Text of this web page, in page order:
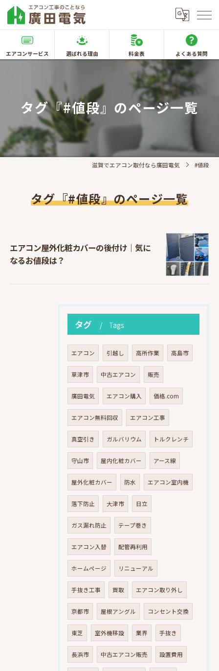
エアコンサービス 選ばれる理由 料金表 よくある質問
タグ『#値段』のページ一覧
滋賀でエアコン取付なら廣田電気 #値段
タグ『#値段』のページ一覧
エアコン屋外化粧カバーの後付け｜気に
なるお値段は？
タグ Tags
エアコン 引越し 高所作業 高島市
草津市 中古エアコン 販売
廣田電気 エアコン購入 価格.com
エアコン無料回収 エアコン工事
真空引き ガルバリウム トルクレンチ
守山市 屋内化粧カバー アース線
屋外化粧カバー 防水 エアコン室内機
落下防止 大津市 日立
ガス漏れ防止 テープ巻き
エアコン入替 配管再利用
ホームページ リニューアル
手抜き工事 買取 エアコン取り外し
京都市 屋根アングル コンセント交換
東芝 室外機移設 業界 手抜き
長浜市 中古エアコン販売 設置費用